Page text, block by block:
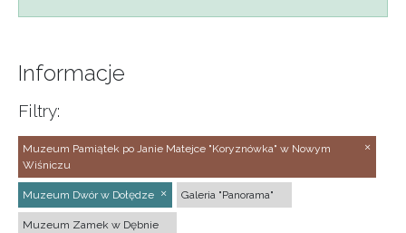
Informacje
Filtry:
Muzeum Pamiątek po Janie Matejce "Koryznówka" w Nowym
Wiśniczu
Muzeum Dwór w Dołędze Galeria "Panorama"
Muzeum Zamek w Dębnie